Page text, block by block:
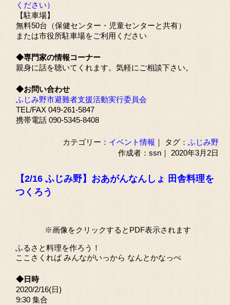
ください）
【駐車場】
無料50台（保健センター・児童センターと共有）
または市役所駐車場をご利用ください
◆専門家の情報コーナー
親身に話を聴いてくれます。気軽にご相談下さい。
◆お問い合わせ
ふじみ野市避難者支援活動実行委員会
TEL/FAX 049-261-5847
携帯電話 090-5345-8408
カテゴリー： イベント情報 ｜ タグ：ふじみ野
作成者：ssn｜ 2020年3月2日
【2/16 ふじみ野】おあがんなんしょ 田舎料理を
つくろう
※画像をクリックするとPDF表示されます
ふるさと料理を作ろう！
ここさくれば みんながいっから なんとかなっぺ
◆日時
2020/2/16(日)
9:30 集合